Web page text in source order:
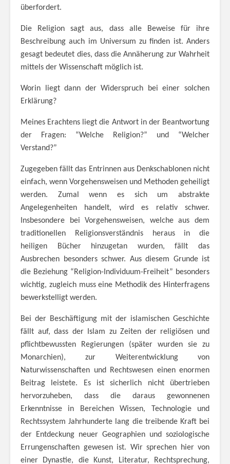
überfordert.
Die Religion sagt aus, dass alle Beweise für ihre
Beschreibung auch im Universum zu finden ist. Anders
gesagt bedeutet dies, dass die Annäherung zur Wahrheit
mittels der Wissenschaft möglich ist.
Worin liegt dann der Widerspruch bei einer solchen
Erklärung?
Meines Erachtens liegt die Antwort in der Beantwortung
der Fragen: “Welche Religion?” und “Welcher
Verstand?”
Zugegeben fällt das Entrinnen aus Denkschablonen nicht
einfach, wenn Vorgehensweisen und Methoden geheiligt
werden. Zumal wenn es sich um abstrakte
Angelegenheiten handelt, wird es relativ schwer.
Insbesondere bei Vorgehensweisen, welche aus dem
traditionellen Religionsverständnis heraus in die
heiligen Bücher hinzugetan wurden, fällt das
Ausbrechen besonders schwer. Aus diesem Grunde ist
die Beziehung “Religion-Individuum-Freiheit” besonders
wichtig, zugleich muss eine Methodik des Hinterfragens
bewerkstelligt werden.
Bei der Beschäftigung mit der islamischen Geschichte
fällt auf, dass der Islam zu Zeiten der religiösen und
pflichtbewussten Regierungen (später wurden sie zu
Monarchien), zur Weiterentwicklung von
Naturwissenschaften und Rechtswesen einen enormen
Beitrag leistete. Es ist sicherlich nicht übertrieben
hervorzuheben, dass die daraus gewonnenen
Erkenntnisse in Bereichen Wissen, Technologie und
Rechtssystem Jahrhunderte lang die treibende Kraft bei
der Entdeckung neuer Geographien und soziologische
Errungenschaften gewesen ist. Wir sprechen hier von
einer Dynastie, die Kunst, Literatur, Rechtsprechung,